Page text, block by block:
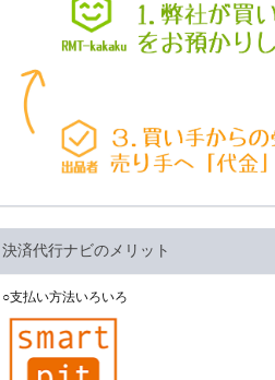
決済代行ナビのメリット
○支払い方法いろいろ